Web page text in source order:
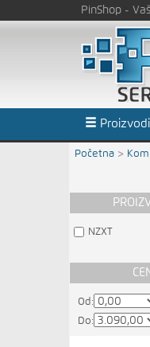
PinShop -
Proizvodi
Početna >
NZXT
Od:
Do: